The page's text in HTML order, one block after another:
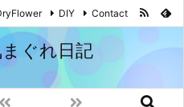
ぐれ日記
DIY Contact